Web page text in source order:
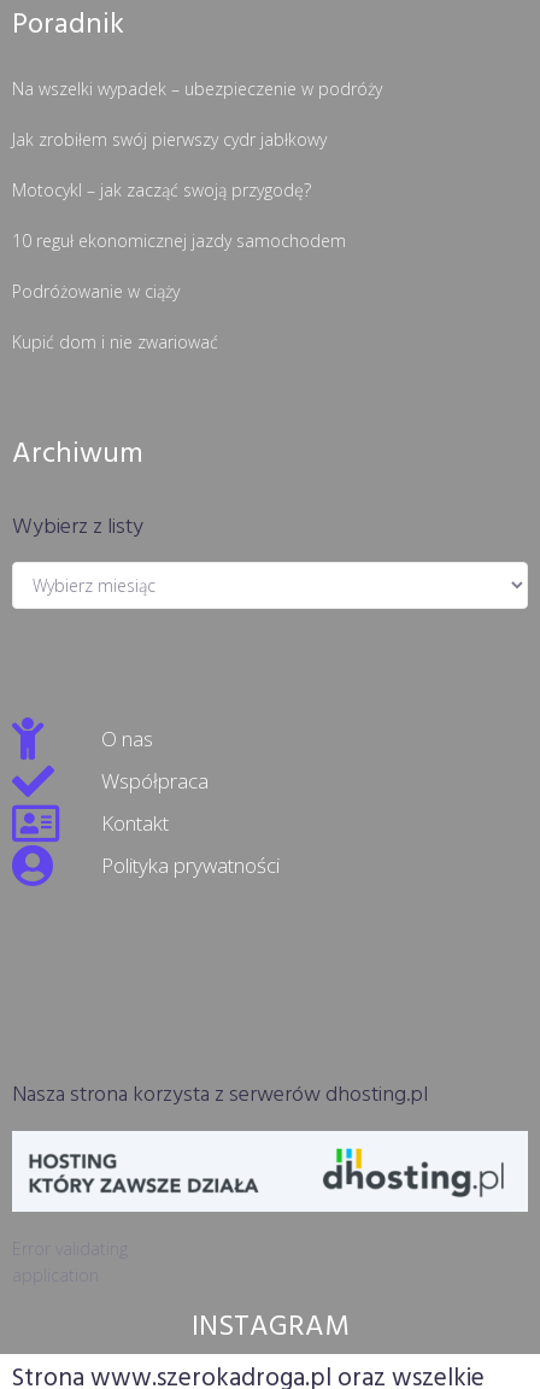
Poradnik
Na wszelki wypadek – ubezpieczenie w podróży
Jak zrobiłem swój pierwszy cydr jabłkowy
Motocykl – jak zacząć swoją przygodę?
10 reguł ekonomicznej jazdy samochodem
Podróżowanie w ciąży
Kupić dom i nie zwariować
Archiwum
Wybierz z listy
O nas
Współpraca
Kontakt
Polityka prywatności
Nasza strona korzysta z serwerów dhosting.pl
INSTAGRAM
Strona www.szerokadroga.pl oraz wszelkie